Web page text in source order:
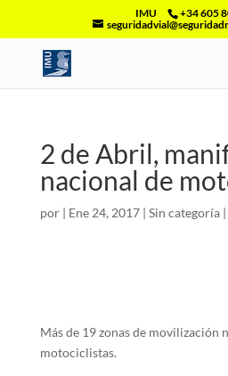
IMU
+34 605
2 de Abril,
nacional de
por | Ene 24, 2017| Sin categoría|
Más de 19 zonas de movilización
motociclistas.